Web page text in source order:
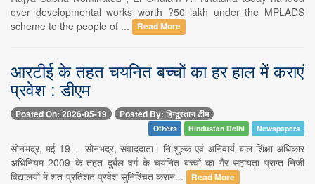
over developmental works worth ?50 lakh under the MPLADS
scheme to the people of ...
Read More
आरटीई के तहत चयनित बच्चों का हर हाल में कराएं
प्रवेश : डीएम
Posted On: 2026-05-19 Posted By: हिन्दुस्तान टीम
Others Hindustan Delhi Newspapers
सोनभद्र, मई 19 -- सोनभद्र, संवाददाता। नि:शुल्क एवं अनिवार्य बाल शिक्षा अधिकार
अधिनियम 2009 के तहत दुर्बल वर्ग के चयनित बच्चों का गैर सहायता प्राप्त निजी
विद्यालयों में शत-प्रतिशत प्रवेश सुनिश्चित करान...
Read More